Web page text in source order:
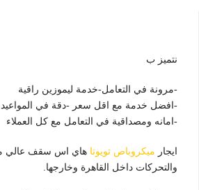
نتميز ب
-مرونة في التعامل-خدمة ليموزين راقية
-افضل خدمة مع اقل سعر -دقة في المواعيد
-امانه ومصداقية في التعامل مع كل العملاء
ايجار ميكروباص تويوتا
والتحركات داخل القاهرة وخارجها.